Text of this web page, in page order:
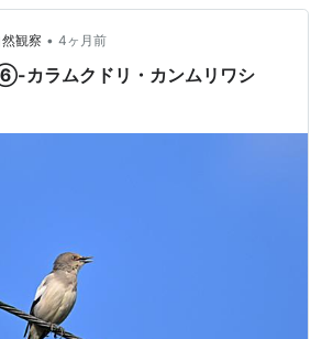
の中に入っていきました。 2026年3月
観察 • 4ヶ月前
⑥-カラムクドリ・カンムリワシ